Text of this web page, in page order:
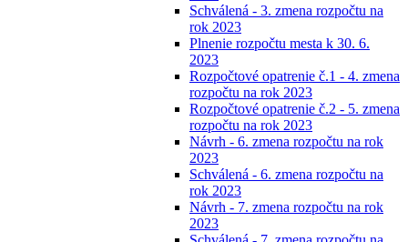
Schválená - 3. zmena rozpočtu na
rok 2023
Plnenie rozpočtu mesta k 30. 6.
2023
Rozpočtové opatrenie č.1 - 4. zmena
rozpočtu na rok 2023
Rozpočtové opatrenie č.2 - 5. zmena
rozpočtu na rok 2023
Návrh - 6. zmena rozpočtu na rok
2023
Schválená - 6. zmena rozpočtu na
rok 2023
Návrh - 7. zmena rozpočtu na rok
2023